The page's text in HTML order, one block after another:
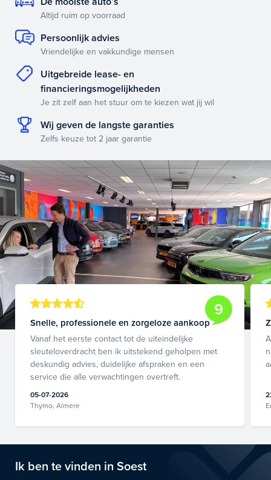
Altijd ruim op voorraad
Persoonlijk advies
Vriendelijke en vakkundige mensen
Uitgebreide lease- en
financieringsmogelijkheden
Je zit zelf aan het stuur om te kiezen wat jij wil
Wij geven de langste garanties
Zelfs keuze tot 2 jaar garantie
9
Snelle, professionele en zorgeloze aankoop
Vanaf het eerste contact tot de uiteindelijke
sleuteloverdracht ben ik uitstekend geholpen met
deskundig advies, duidelijke afspraken en een
service die alle verwachtingen overtreft.
05-07-2026
Thymo, Almere
Ik ben te vinden in Soest